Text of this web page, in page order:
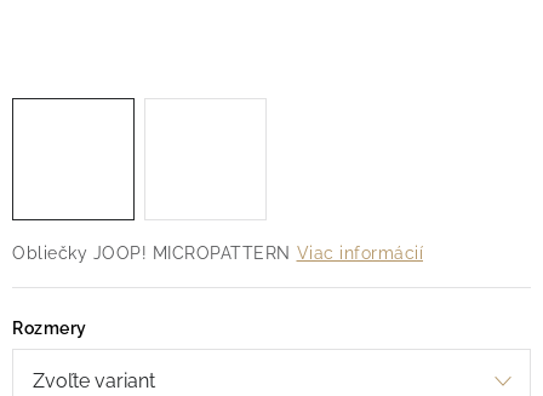
Obliečky JOOP! MICROPATTERN Viac informácií
Rozmery